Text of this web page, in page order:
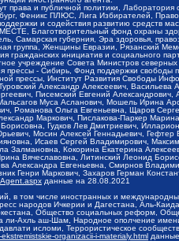
права и публичной политики,
Феникс ПЛЮС, Лига Избирателей,
и содействия развитию средств
Благотворительный фонд охраны
Самарская губерния, Эра здоровья,
группа, Женщины Евразии, Рязанский
гражданских инициатив и социального
Совета Министров северных
прессы - Сибирь, Фонд поддержки
прессы, Институт Развития Свободы
Александр Алексеевич,
Писемский Евгений
Муса Асланович, Мошель Ирина
Романова Ольга Евгеньевна, Щаров
Маркович, Пислакова-Паркер
Гудков Лев Дмитриевич,
Мосин Алексей Геннадьевич,
Исаев Сергей Владимирович,
Залмановна, Кокорина Екатерина
Вячеславовна, Литинский Леонид
Александра Евгеньевна, Смирнов
Генри Маркович, Захаров Герман
данные на 28.08.2021
в том числе иностранных и
народов Ичкерии и Дагестана, Аль-
Общество социальных реформ,
ли-Ахль аш-Шам, Народное ополчение
исломи, Террористическое
organizacii-i-materialy.html